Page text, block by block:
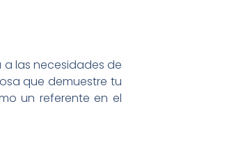
a las necesidades de
que demuestre tu
un referente en el